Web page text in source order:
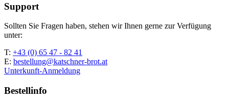
Support
Sollten Sie Fragen haben, stehen wir Ihnen gerne zur Verfügung
unter:
T: +43 (0) 65 47 - 82 41
E: bestellung@katschner-brot.at
Unterkunft-Anmeldung
Bestellinfo